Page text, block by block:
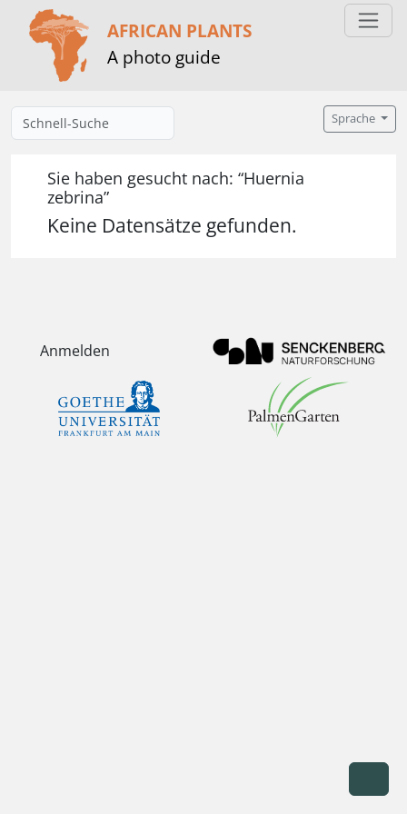
AFRICAN PLANTS
A photo guide
Sprache
Sie haben gesucht nach: “Huernia
zebrina”
Keine Datensätze gefunden.
Anmelden